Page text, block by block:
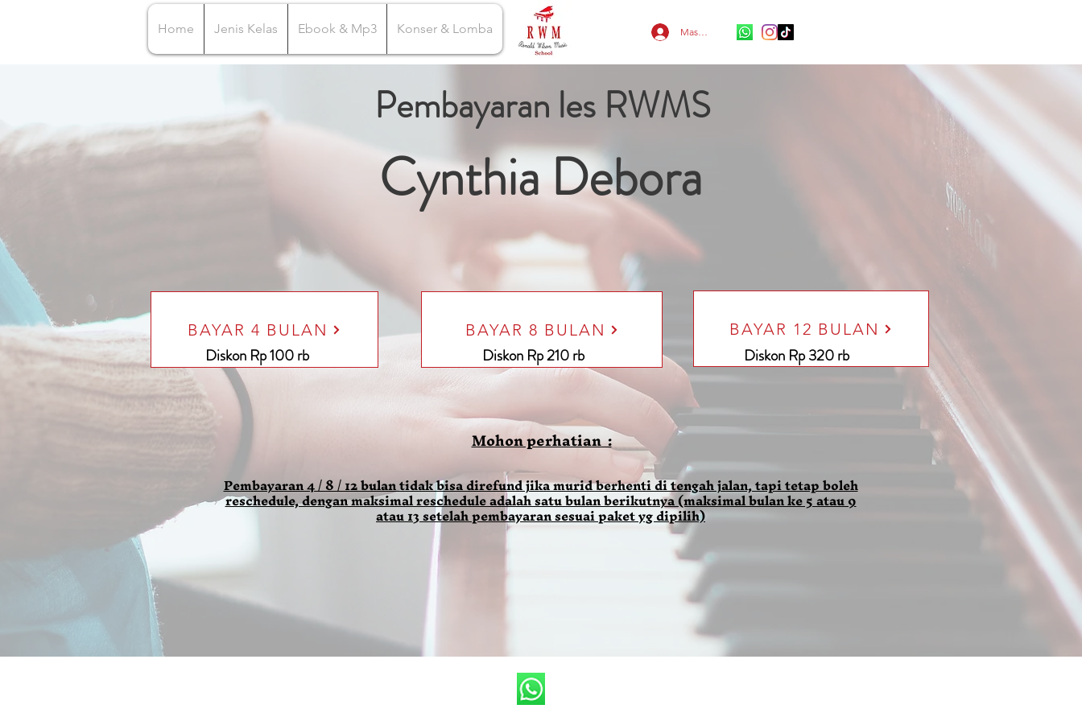
Home Jenis Kelas Ebook & Mp3 Konser & Lomba Masuk
Pembayaran les RWMS
Cynthia Debora
BAYAR 4 BULAN
Diskon Rp 100 rb
BAYAR 8 BULAN
Diskon Rp 210 rb
BAYAR 12 BULAN
Diskon Rp 320 rb
Mohon perhatian :
Pembayaran 4 / 8 / 12 bulan tidak bisa direfund jika murid berhenti di tengah jalan, tapi tetap boleh
reschedule, dengan maksimal reschedule adalah satu bulan berikutnya (maksimal bulan ke 5 atau 9
atau 13 setelah pembayaran sesuai paket yg dipilih)